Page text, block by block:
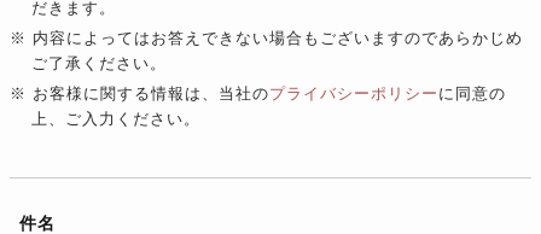
だきます。
※ 内容によってはお答えできない場合もございますのであらかじめ
ご了承ください。
※ お客様に関する情報は、当社のプライバシーポリシー に同意の
上、ご入力ください。
件名